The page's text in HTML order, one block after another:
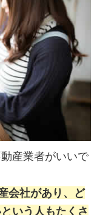
産業者がいいで
会社があり、ど
いう人もたくさ